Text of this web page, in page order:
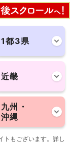
1都3県
近畿
九州・
沖縄
トもございます。詳し